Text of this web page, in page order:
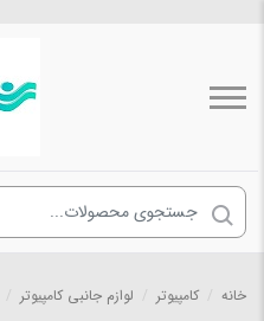
خانه کامپیوتر لوازم جانبی کامپیوتر